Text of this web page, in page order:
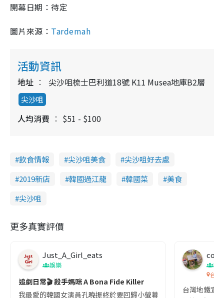
開幕日期：待定
圖片來源： Tardemah
活動資訊
地址 尖沙咀梳士巴利道18號 K11 Musea地庫B2層
尖沙咀
人均消費 $51 - $100
飲食情報 尖沙咀美食
尖沙咀好去處
2019新店
韓國過江龍 韓國菜
美食
尖沙咀
更多真實評價
Just_A_Girl_eats
娛樂
追劇日常🎬 殺手媽咪 A Bona Fide Killer
我最愛的韓國女演員孔曉振終於要回歸小螢幕啦!這次的劇本改編
co
吹
台灣
台灣地鐵宣